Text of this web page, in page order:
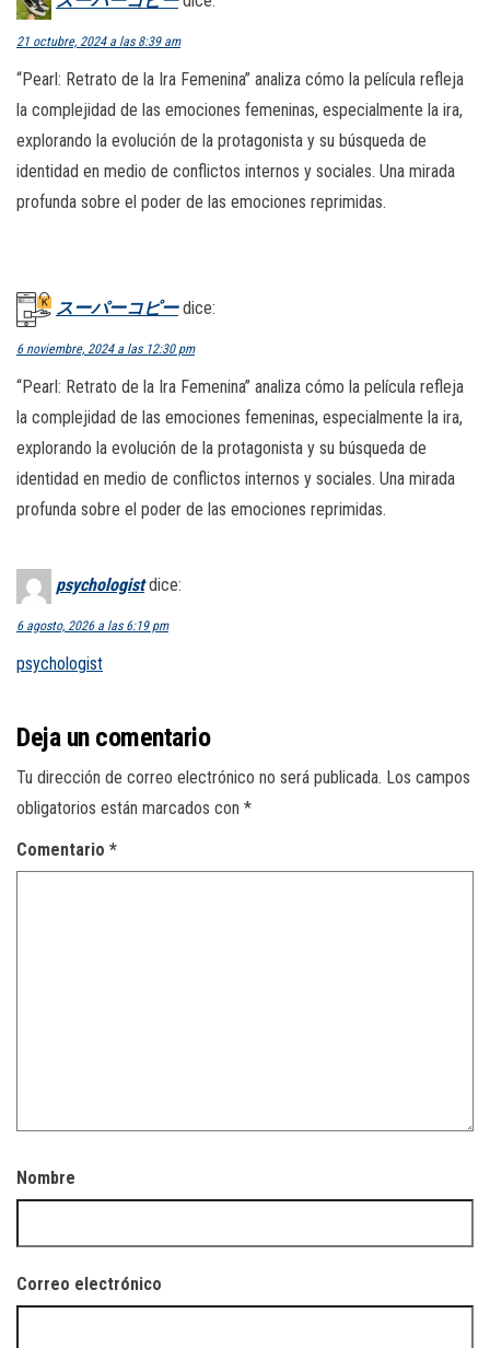
21 octubre, 2024 a las 8:39 am
“Pearl: Retrato de la Ira Femenina” analiza cómo la película refleja
la complejidad de las emociones femeninas, especialmente la ira,
explorando la evolución de la protagonista y su búsqueda de
identidad en medio de conflictos internos y sociales. Una mirada
profunda sobre el poder de las emociones reprimidas.
スーパーコピー dice:
6 noviembre, 2024 a las 12:30 pm
“Pearl: Retrato de la Ira Femenina” analiza cómo la película refleja
la complejidad de las emociones femeninas, especialmente la ira,
explorando la evolución de la protagonista y su búsqueda de
identidad en medio de conflictos internos y sociales. Una mirada
profunda sobre el poder de las emociones reprimidas.
psychologist dice:
6 agosto, 2026 a las 6:19 pm
psychologist
Deja un comentario
Tu dirección de correo electrónico no será publicada. Los campos
obligatorios están marcados con *
Comentario *
Nombre
Correo electrónico